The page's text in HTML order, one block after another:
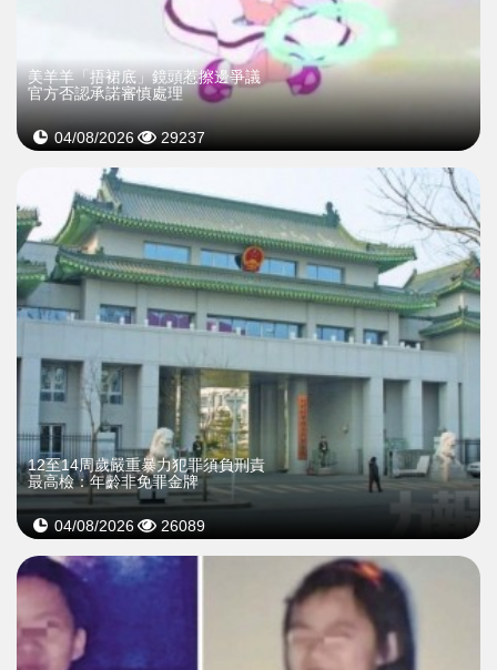
美羊羊「捂裙底」鏡頭惹擦邊爭議
官方否認承諾審慎處理
04/08/2026 29237
12至14周歲嚴重暴力犯罪須負刑責
最高檢：年齡非免罪金牌
04/08/2026 26089